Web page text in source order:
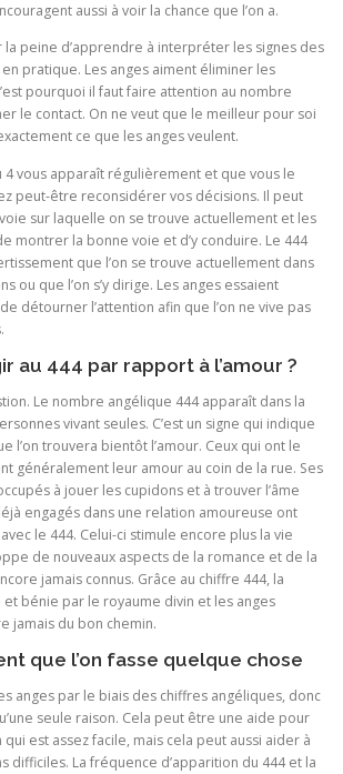
aussi à voir la chance que l’on a.
la peine d’apprendre à interpréter les signes des
pratique. Les anges aiment éliminer les
pourquoi il faut faire attention au nombre
le contact. On ne veut que le meilleur pour soi
ce que les anges veulent.
4 vous apparaît régulièrement et que vous le
peut-être reconsidérer vos décisions. Il peut
voie sur laquelle on se trouve actuellement et les
montrer la bonne voie et d’y conduire. Le 444
que l’on se trouve actuellement dans
ou que l’on s’y dirige. Les anges essaient
détourner l’attention afin que l’on ne vive pas
au 444 par rapport à l’amour ?
Le nombre angélique 444 apparaît dans la
vivant seules. C’est un signe qui indique
l’on trouvera bientôt l’amour. Ceux qui ont le
généralement leur amour au coin de la rue. Ses
à jouer les cupidons et à trouver l’âme
engagés dans une relation amoureuse ont
le 444. Celui-ci stimule encore plus la vie
de nouveaux aspects de la romance et de la
jamais connus. Grâce au chiffre 444, la
bénie par le royaume divin et les anges
jamais du bon chemin.
que l’on fasse quelque chose
anges par le biais des chiffres angéliques, donc
seule raison. Cela peut être une aide pour
est assez facile, mais cela peut aussi aider à
difficiles. La fréquence d’apparition du 444 et la